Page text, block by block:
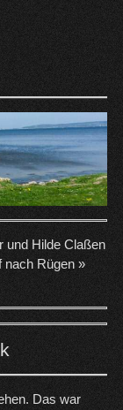
und Hilde Claßen
nach Rügen»
Das war